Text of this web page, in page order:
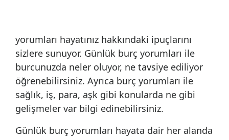
yorumları hayatınız hakkındaki ipuçlarını
sizlere sunuyor. Günlük burç yorumları ile
burcunuzda neler oluyor, ne tavsiye ediliyor
öğrenebilirsiniz. Ayrıca burç yorumları ile
sağlık, iş, para, aşk gibi konularda ne gibi
gelişmeler var bilgi edinebilirsiniz.
Günlük burç yorumları hayata dair her alanda